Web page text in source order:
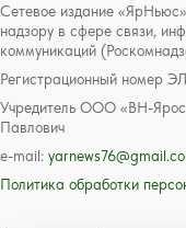
Сетевое издание
надзору в сфере связи,
коммуникаций
Регистрационный номер
Учредитель ООО «ВН-
Павлович
e-mail:
Политика обработки